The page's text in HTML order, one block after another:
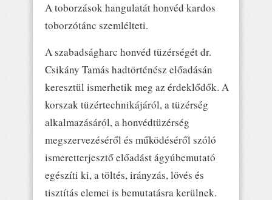
A toborzások hangulatát honvéd kardos
toborzótánc szemlélteti.
A szabadságharc honvéd tüzérségét dr.
Csikány Tamás hadtörténész előadásán
keresztül ismerhetik meg az érdeklődők. A
korszak tüzértechnikájáról, a tüzérség
alkalmazásáról, a honvédtüzérség
megszervezéséről és működéséről szóló
ismeretterjesztő előadást ágyúbemutató
egészíti ki, a töltés, irányzás, lövés és
tisztítás elemei is bemutatásra kerülnek.